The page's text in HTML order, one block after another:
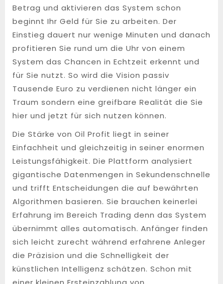
Betrag und aktivieren das System schon
beginnt Ihr Geld für Sie zu arbeiten. Der
Einstieg dauert nur wenige Minuten und danach
profitieren Sie rund um die Uhr von einem
System das Chancen in Echtzeit erkennt und
für Sie nutzt. So wird die Vision passiv
Tausende Euro zu verdienen nicht länger ein
Traum sondern eine greifbare Realität die Sie
hier und jetzt für sich nutzen können.
Die Stärke von Oil Profit liegt in seiner
Einfachheit und gleichzeitig in seiner enormen
Leistungsfähigkeit. Die Plattform analysiert
gigantische Datenmengen in Sekundenschnelle
und trifft Entscheidungen die auf bewährten
Algorithmen basieren. Sie brauchen keinerlei
Erfahrung im Bereich Trading denn das System
übernimmt alles automatisch. Anfänger finden
sich leicht zurecht während erfahrene Anleger
die Präzision und die Schnelligkeit der
künstlichen Intelligenz schätzen. Schon mit